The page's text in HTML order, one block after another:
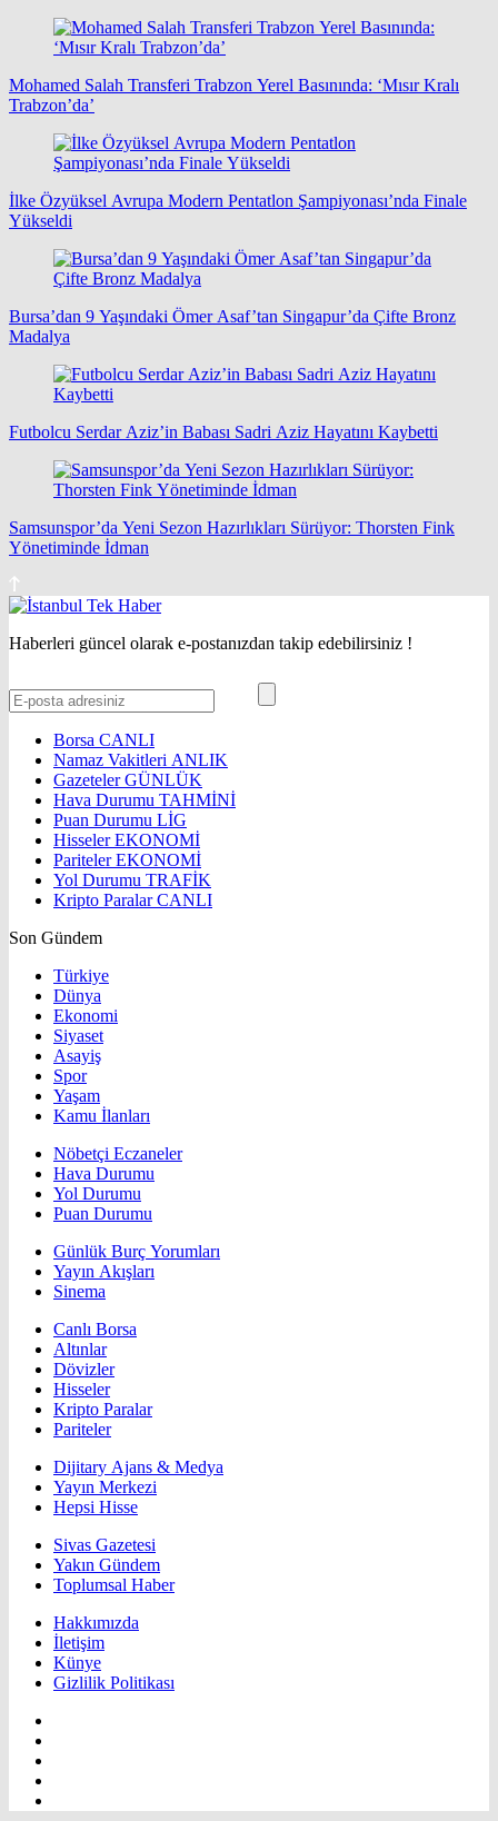
Mohamed Salah Transferi Trabzon Yerel Basınında: ‘Mısır Kralı
Trabzon’da’
İlke Özyüksel Avrupa Modern Pentatlon Şampiyonası’nda Finale
Yükseldi
Bursa’dan 9 Yaşındaki Ömer Asaf’tan Singapur’da Çifte Bronz
Madalya
Futbolcu Serdar Aziz’in Babası Sadri Aziz Hayatını Kaybetti
Samsunspor’da Yeni Sezon Hazırlıkları Sürüyor: Thorsten Fink
Yönetiminde İdman
Haberleri güncel olarak e-postanızdan takip edebilirsiniz !
Borsa CANLI
Namaz Vakitleri ANLIK
GazetelerGÜNLÜK
Hava Durumu TAHMİNİ
Puan Durumu LİG
HisselerEKONOMİ
ParitelerEKONOMİ
Yol Durumu TRAFİK
Kripto ParalarCANLI
Son Gündem
Türkiye
Dünya
Ekonomi
Siyaset
Asayiş
Spor
Yaşam
Kamu İlanları
Nöbetçi Eczaneler
Hava Durumu
Yol Durumu
Puan Durumu
Günlük Burç Yorumları
Yayın Akışları
Sinema
Canlı Borsa
Altınlar
Dövizler
Hisseler
Kripto Paralar
Pariteler
Dijitary Ajans & Medya
Yayın Merkezi
Hepsi Hisse
Sivas Gazetesi
Yakın Gündem
Toplumsal Haber
Hakkımızda
İletişim
Künye
Gizlilik Politikası